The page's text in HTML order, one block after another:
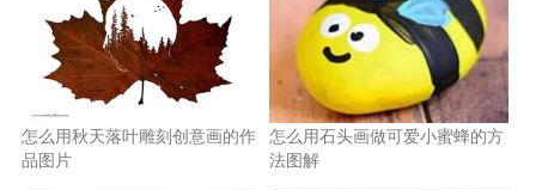
怎么用秋天落叶雕刻创意画的作
品图片
怎么用石头画做可爱小蜜蜂的方
法图解